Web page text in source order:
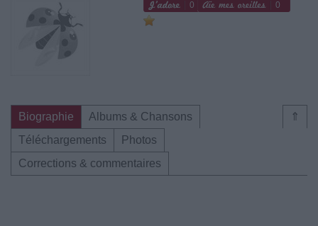
0 0
⇑
Biographie
Albums & Chansons
Téléchargements
Photos
Corrections & commentaires